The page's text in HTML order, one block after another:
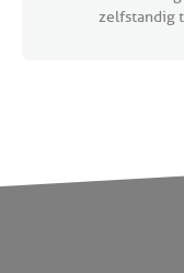
zelfstandig